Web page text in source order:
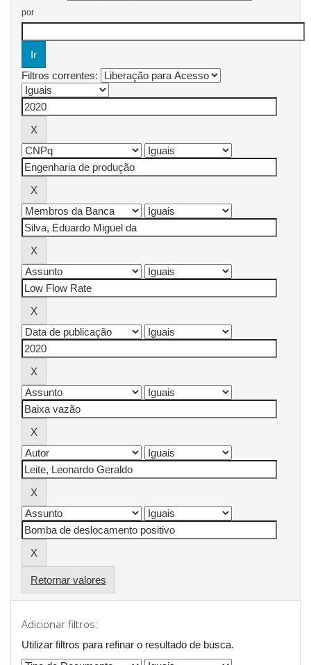
por
Filtros correntes:
Retornar valores
Adicionar filtros:
Utilizar filtros para refinar o resultado de busca.